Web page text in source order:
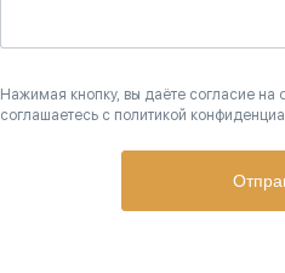
Нажимая кнопку, вы даёте согласие на
соглашаетесь с политикой